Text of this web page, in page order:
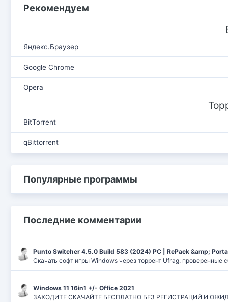
Рекомендуем
Яндекс.Браузер
Google Chrome
Opera
BitTorrent
qBittorrent
Популярные программы
Последние комментарии
Punto Switcher 4.5.0 Build 583 (2024) РС | RePack &amp;
Скачать софт игры Windows через торрент Ufrag: проверенные
Windows 11 16in1 +/- Office 2021
ЗАХОДИТЕ СКАЧАЙТЕ БЕСПЛАТНО БЕЗ РЕГИСТРАЦИЙ И